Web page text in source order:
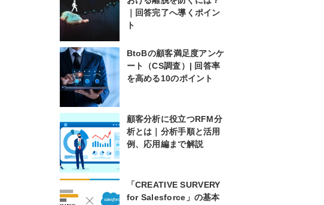
｜回答完了へ導くポイン
ト
BtoBの顧客満足度アンケ
ート（CS調査）| 回答率
を高める10のポイント
顧客分析に役立つRFM分
析とは｜分析手順と活用
例、応用編まで解説
「CREATIVE SURVERY
for Salesforce」の基本